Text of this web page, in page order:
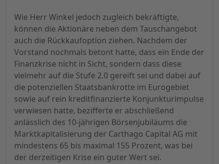
Wie Herr Winkel jedoch zugleich bekräftigte,
können die Aktionäre neben dem Tauschangebot
auch die Rückkaufoption ziehen. Nachdem der
Vorstand nochmals betont hatte, dass ein Ende der
Finanzkrise nicht in Sicht, sondern dass diese
vielmehr auf die Stufe 2.0 gereift sei und dabei auf
die potenziellen Staatsbankrotte im Eurogebiet
sowie auf rein kreditfinanzierte Konjunkturimpulse
verwiesen hatte, bezifferte er abschließend
anlässlich des 10-jährigen Börsenjubiläums die
Marktkapitalisierung der Carthago Capital AG mit
mindestens 65 bis maximal 155 Prozent, was bei
der derzeitigen Krise ein guter Wert sei.